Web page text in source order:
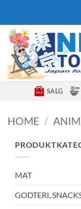
content
SALG
HOME /
MAT
GODTERI,